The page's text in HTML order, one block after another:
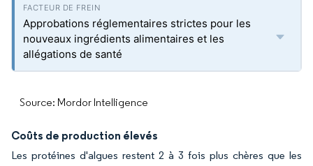
Approbations réglementaires strictes pour les
nouveaux ingrédients alimentaires et les
allégations de santé
Source: Mordor Intelligence
Coûts de production élevés
Les protéines d'algues restent 2 à 3 fois plus chères que les